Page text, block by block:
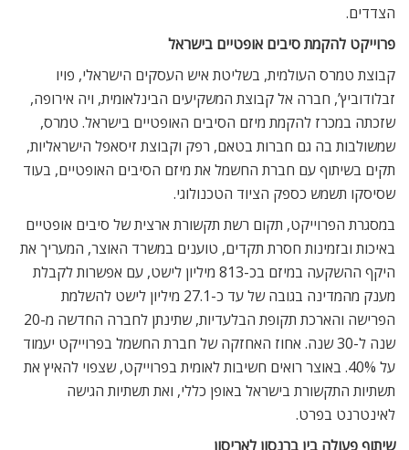
הצדדים.
פרוייקט להקמת סיבים אופטיים בישראל
קבוצת טמרס העולמית, בשליטת איש העסקים הישראלי, פויו
זבלודוביץ’, חברה אל קבוצת המשקיעים הבינלאומית, ויה אירופה,
שזכתה במכרז להקמת מיזם הסיבים האופטיים בישראל. טמרס,
שמשולבות בה גם חברות בטאם, רפק וקבוצת זיסאפל הישראליות,
תקים בשיתוף עם חברת החשמל את מיזם הסיבים האופטיים, בעוד
שסיסקו תשמש כספק הציוד הטכנולוגי.
במסגרת הפרוייקט, תקום רשת תקשורת ארצית של סיבים אופטיים
באיכות ובזמינות חסרת תקדים, טוענים במשרד האוצר, המעריך את
היקף ההשקעה במיזם בכ-813 מיליון לישט, עם אפשרות לקבלת
מענק מהמדינה בגובה של עד כ-27.1 מיליון לישט להשלמת
הפרישה והארכת תקופת הבלעדיות, שתינתן לחברה החדשה מ-20
שנה ל-30 שנה. אחוז האחזקה של חברת החשמל בפרוייקט יעמוד
על 40%. באוצר רואים חשיבות לאומית בפרוייקט, שצפוי להאיץ את
תשתיות התקשורת בישראל באופן כללי, ואת תשתיות הגישה
לאינטרנט בפרט.
שיתוף פעולה בין ברנסון לאריסון